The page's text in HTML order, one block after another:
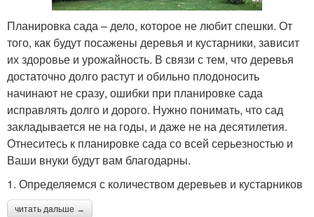
Планировка сада – дело, которое не любит спешки. От
того, как будут посажены деревья и кустарники, зависит
их здоровье и урожайность. В связи с тем, что деревья
достаточно долго растут и обильно плодоносить
начинают не сразу, ошибки при планировке сада
исправлять долго и дорого. Нужно понимать, что сад
закладывается не на годы, и даже не на десятилетия.
Отнеситесь к планировке сада со всей серьезностью и
Ваши внуки будут вам благодарны.
1. Определяемся с количеством деревьев и кустарников
читать дальше →